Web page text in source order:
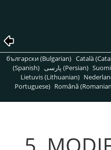
български (Bulgarian) Català
(Spanish)
پارسی (Persian)
Lietuvis (Lithuanian)
Portuguese) Română